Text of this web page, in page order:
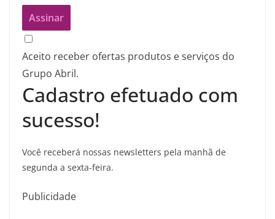
Aceito receber ofertas produtos e serviços do
Grupo Abril.
Cadastro efetuado com
sucesso!
Você receberá nossas newsletters pela manhã de
segunda a sexta-feira.
Publicidade